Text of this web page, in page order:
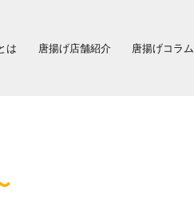
は 唐揚げ店舗紹介 唐揚げコラム